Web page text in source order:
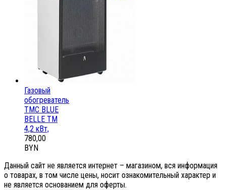
Газовый
обогреватель
ТМС BLUE
BELLE ТМ
4,2 кВт,
780,00
BYN
Данный сайт не является интернет – магазином, вся информация
о товарах, в том числе цены, носит ознакомительный характер и
не является основанием для оферты.